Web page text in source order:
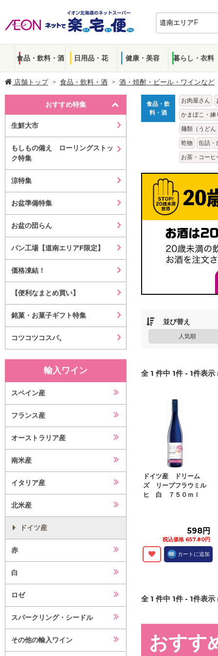
食品・飲料・酒 日用品・花 健康・美容 暮らし・衣料
店舗トップ 食品・飲料・酒 酒・焼酎・ビール・ワインなど
おすすめ特集
生鮮大市
もしもの備え ローリングストッ
ク特集
涼特集
お盆準備特集
お盆の団らん
パン工場【道南エリアF限定】
価格凍結！
【便利なまとめ買い】
銘菓・お菓子ギフト特集
コツコツコスパ。
輸入ワイン
スペイン産
フランス産
オーストラリア産
南米産
イタリア産
北米産
ドイツ産
赤
白
ロゼ
スパークリング・シードル
その他の輸入ワイン
食品・飲
料・酒
お肉屋さん
かまぼこ・練
麺類（うどん
乾物
缶詰・
お茶・コー
並び替え
人気順
全 1 件中 1件 - 1件表示
ドイツ産 ドリーム
ズ リープフラウミル
ヒ 白 ７５０ｍｌ
598円
税込価格 657.80円
カートに追加
全 1 件中 1件 - 1件表示
おすす